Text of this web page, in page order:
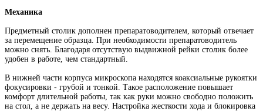
Механика
Предметный столик дополнен препаратоводителем, который отвечает
за перемещение образца. При необходимости препаратоводитель
можно снять. Благодаря отсутствую выдвижной рейки столик более
удобен в работе, чем стандартный.
В нижней части корпуса микроскопа находятся коаксиальные рукоятки
фокусировки - грубой и тонкой. Такое расположение повышает
комфорт длительной работы, так как руки можно свободно положить
на стол, а не держать на весу. Настройка жесткости хода и блокировка